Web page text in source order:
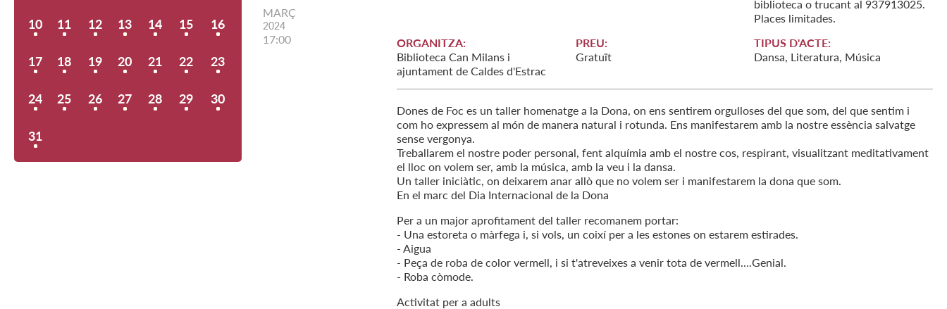
10 11 12 13 14 15 16
17 18 19 20 21 22 23
24 25 26 27 28 29 30
31
MARÇ
2024
17:00
biblioteca o trucant al 937913025.
Places limitades.
ORGANITZA:
Biblioteca Can Milans i
ajuntament de Caldes d'Estrac
PREU:
Gratuït
TIPUS D'ACTE:
Dansa, Literatura, Música
Dones de Foc es un taller homenatge a la Dona, on ens sentirem orgulloses del que som, del que sentim i
com ho expressem al món de manera natural i rotunda. Ens manifestarem amb la nostre essència salvatge
sense vergonya.
Treballarem el nostre poder personal, fent alquímia amb el nostre cos, respirant, visualitzant meditativament
el lloc on volem ser, amb la música, amb la veu i la dansa.
Un taller iniciàtic, on deixarem anar allò que no volem ser i manifestarem la dona que som.
En el marc del Dia Internacional de la Dona
Per a un major aprofitament del taller recomanem portar:
- Una estoreta o màrfega i, si vols, un coixí per a les estones on estarem estirades.
- Aigua
- Peça de roba de color vermell, i si t'atreveixes a venir tota de vermell....Genial.
- Roba còmode.
Activitat per a adults